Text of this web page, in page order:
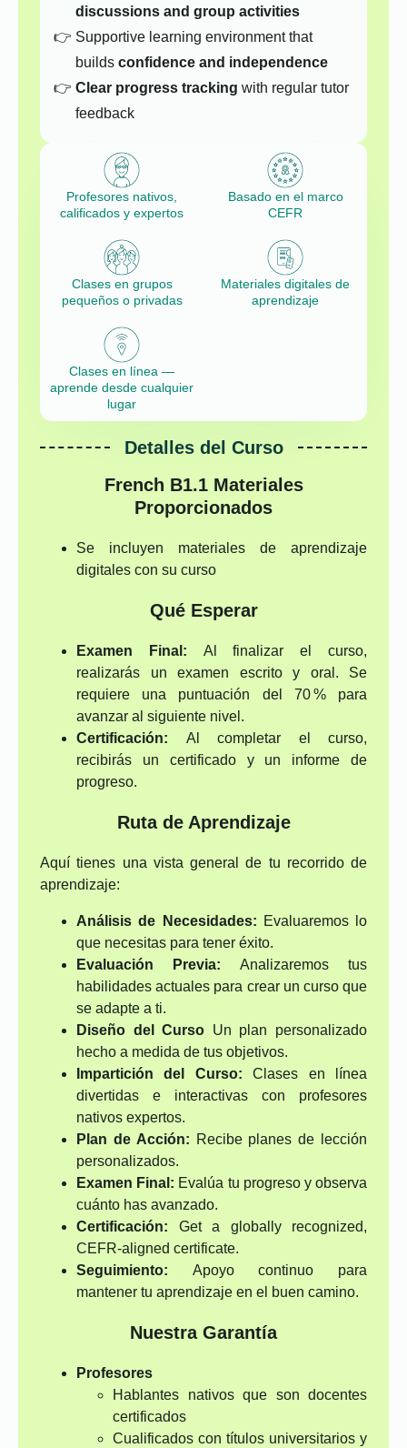
discussions and group activities
Supportive learning environment that
builds confidence and independence
Clear progress tracking with regular tutor
feedback
Profesores nativos,
calificados y expertos
Basado en el marco
CEFR
Clases en grupos
pequeños o privadas
Materiales digitales de
aprendizaje
Clases en línea —
aprende desde cualquier
lugar
Detalles del Curso
French B1.1 Materiales
Proporcionados
Se incluyen materiales de aprendizaje
digitales con su curso
Qué Esperar
Examen Final: Al finalizar el curso,
realizarás un examen escrito y oral. Se
requiere una puntuación del 70 % para
avanzar al siguiente nivel.
Certificación: Al completar el curso,
recibirás un certificado y un informe de
progreso.
Ruta de Aprendizaje
Aquí tienes una vista general de tu recorrido de
aprendizaje:
Análisis de Necesidades: Evaluaremos lo
que necesitas para tener éxito.
Evaluación Previa: Analizaremos tus
habilidades actuales para crear un curso que
se adapte a ti.
Diseño del Curso Un plan personalizado
hecho a medida de tus objetivos.
Impartición del Curso: Clases en línea
divertidas e interactivas con profesores
nativos expertos.
Plan de Acción: Recibe planes de lección
personalizados.
Examen Final: Evalúa tu progreso y observa
cuánto has avanzado.
Certificación: Get a globally recognized,
CEFR-aligned certificate.
Seguimiento: Apoyo continuo para
mantener tu aprendizaje en el buen camino.
Nuestra Garantía
Profesores
Hablantes nativos que son docentes
certificados
Cualificados con títulos universitarios y